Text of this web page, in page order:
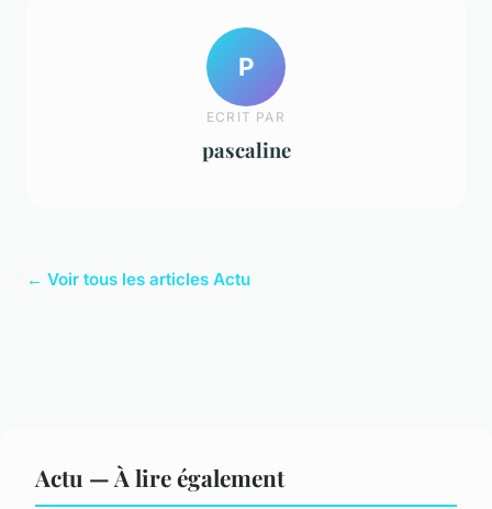
P
ECRIT PAR
pascaline
← Voir tous les articles Actu
Actu — À lire également